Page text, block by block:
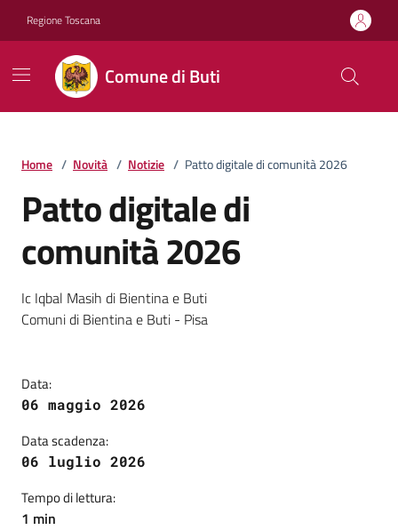
Regione Toscana
Comune di Buti
Home / Novità / Notizie / Patto digitale di comunità 2026
Patto digitale di
comunità 2026
Dettagli della notizia
Ic Iqbal Masih di Bientina e Buti
Comuni di Bientina e Buti - Pisa
Data:
06 maggio 2026
Data scadenza:
06 luglio 2026
Tempo di lettura:
1 min